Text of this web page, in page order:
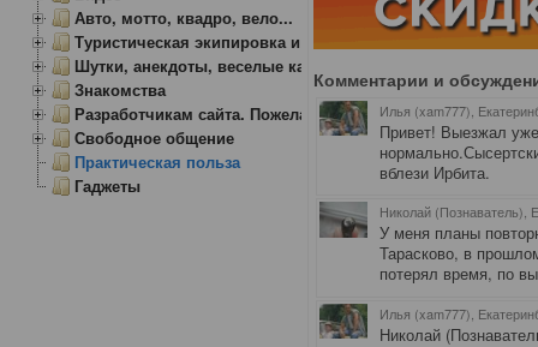
Комментарии и
Илья (xam777),
Привет! Выезжал
вблези Ирбита.
Николай (Познаватель),
У меня планы
Тарасково, в
потерял время, по
Илья (xam777),
Николай
Авто, мотто, квадро, вело...
Туристическая экипировка и снаряжение
Шутки, анекдоты, веселые картинки
Знакомства
Разработчикам сайта. Пожелания, замечания.
Свободное общение
Практическая польза
Гаджеты